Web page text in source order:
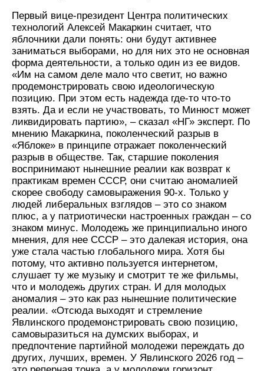
Первый вице-президент Центра политических
технологий Алексей Макаркин считает, что
яблочники дали понять: они будут активнее
заниматься выборами, но для них это не основная
форма деятельности, а только один из ее видов.
«Им на самом деле мало что светит, но важно
продемонстрировать свою идеологическую
позицию. При этом есть надежда где-то что-то
взять. Да и если не участвовать, то Минюст может
ликвидировать партию», – сказал «НГ» эксперт. По
мнению Макаркина, поколенческий разрыв в
«Яблоке» в принципе отражает поколенческий
разрыв в обществе. Так, старшие поколения
воспринимают нынешние реалии как возврат к
практикам времен СССР, они считаю аномалией
скорее свободу самовыражения 90-х. Только у
людей либеральных взглядов – это со знаком
плюс, а у патриотически настроенных граждан – со
знаком минус. Молодежь же принципиально иного
мнения, для нее СССР – это далекая история, она
уже стала частью глобального мира. Хотя бы
потому, что активно пользуется интернетом,
слушает ту же музыку и смотрит те же фильмы,
что и молодежь других стран. И для молодых
аномалия – это как раз нынешние политические
реалии. «Отсюда выходят и стремление
Явлинского продемонстрировать свою позицию,
самовыразиться на думских выборах, и
предпочтение партийной молодежи переждать до
других, лучших, времен. У Явлинского 2026 год –